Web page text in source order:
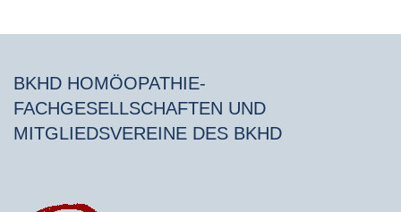
BKHD HOMÖOPATHIE-
FACHGESELLSCHAFTEN UND
MITGLIEDSVEREINE DES BKHD